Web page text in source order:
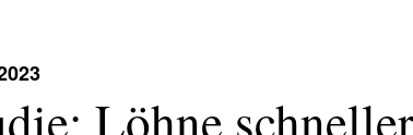
Löhne